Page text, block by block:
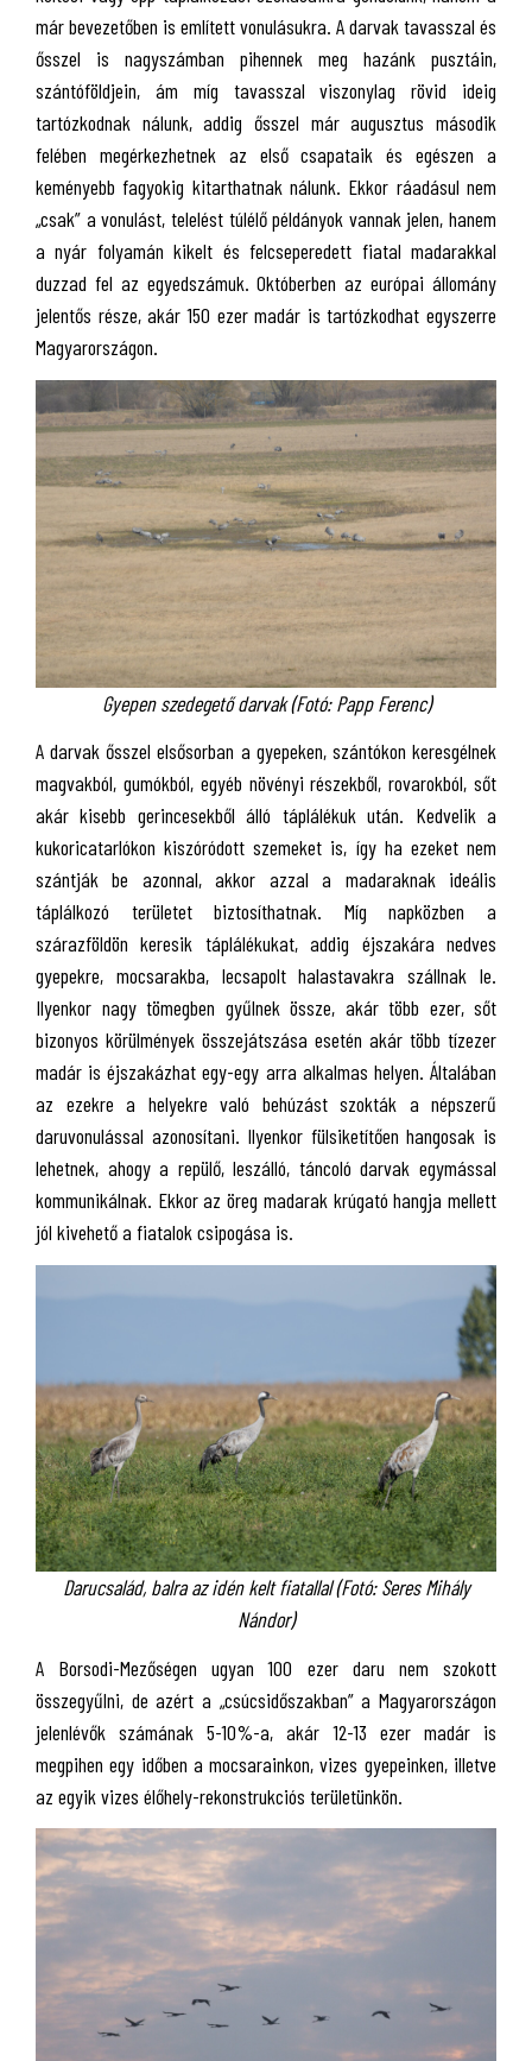
már bevezetőben is említett vonulásukra. A darvak tavasszal és
ősszel is nagyszámban pihennek meg hazánk pusztáin,
szántóföldjein, ám míg tavasszal viszonylag rövid ideig
tartózkodnak nálunk, addig ősszel már augusztus második
felében megérkezhetnek az első csapataik és egészen a
keményebb fagyokig kitarthatnak nálunk. Ekkor ráadásul nem
„csak” a vonulást, telelést túlélő példányok vannak jelen, hanem
a nyár folyamán kikelt és felcseperedett fiatal madarakkal
duzzad fel az egyedszámuk. Októberben az európai állomány
jelentős része, akár 150 ezer madár is tartózkodhat egyszerre
Magyarországon.
Gyepen szedegető darvak (Fotó: Papp Ferenc)
A darvak ősszel elsősorban a gyepeken, szántókon keresgélnek
magvakból, gumókból, egyéb növényi részekből, rovarokból, sőt
akár kisebb gerincesekből álló táplálékuk után. Kedvelik a
kukoricatarlókon kiszóródott szemeket is, így ha ezeket nem
szántják be azonnal, akkor azzal a madaraknak ideális
táplálkozó területet biztosíthatnak. Míg napközben a
szárazföldön keresik táplálékukat, addig éjszakára nedves
gyepekre, mocsarakba, lecsapolt halastavakra szállnak le.
Ilyenkor nagy tömegben gyűlnek össze, akár több ezer, sőt
bizonyos körülmények összejátszása esetén akár több tízezer
madár is éjszakázhat egy-egy arra alkalmas helyen. Általában
az ezekre a helyekre való behúzást szokták a népszerű
daruvonulással azonosítani. Ilyenkor fülsiketítően hangosak is
lehetnek, ahogy a repülő, leszálló, táncoló darvak egymással
kommunikálnak. Ekkor az öreg madarak krúgató hangja mellett
jól kivehető a fiatalok csipogása is.
Darucsalád, balra az idén kelt fiatallal (Fotó: Seres Mihály
Nándor)
A Borsodi-Mezőségen ugyan 100 ezer daru nem szokott
összegyűlni, de azért a „csúcsidőszakban” a Magyarországon
jelenlévők számának 5-10%-a, akár 12-13 ezer madár is
megpihen egy időben a mocsarainkon, vizes gyepeinken, illetve
az egyik vizes élőhely-rekonstrukciós területünkön.